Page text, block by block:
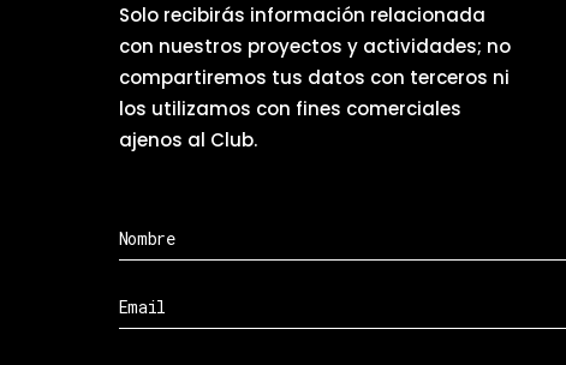
Solo recibirás información relacionada
con nuestros proyectos y actividades; no
compartiremos tus datos con terceros ni
los utilizamos con fines comerciales
ajenos al Club.